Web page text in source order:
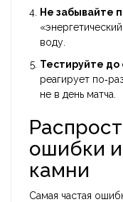
Не забывайте
воду.
Тестируйте до
реагирует
не в день матча.
ошибки
камни
Самая частая